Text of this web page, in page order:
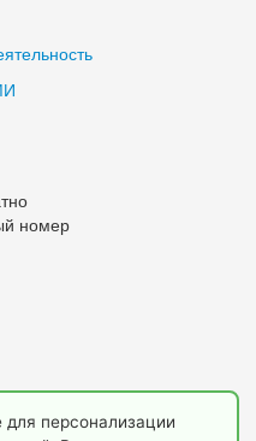
номер
персонализации